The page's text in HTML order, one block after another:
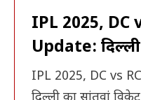
IPL 2025, DC
Update: दिल्ली
IPL 2025, DC vs